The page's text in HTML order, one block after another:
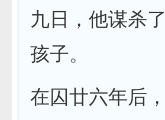
九日，他谋杀
孩子。
在囚廿六年后